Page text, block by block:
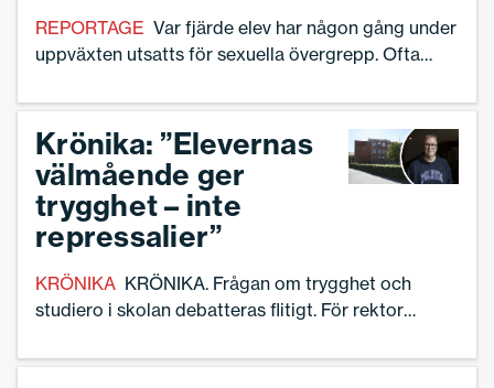
REPORTAGE Var fjärde elev har någon gång under
uppväxten utsatts för sexuella övergrepp. Ofta
yngre. Ska vi bygga starka barn behöver vi jobba
redan på lågstadiet, säger Caroline Engvall, som
utbildar skolelever och vuxna om utsatthet på
nätet. En av de skolor som tagit in utbildningen är
Fryxellska skolan i Västerås.
Krönika: ”Elevernas
välmående ger
trygghet – inte
repressalier”
KRÖNIKA KRÖNIKA. Frågan om trygghet och
studiero i skolan debatteras flitigt. För rektor
välmående – inte hot om repressiva åtgärder.